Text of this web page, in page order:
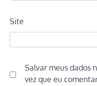
Site
Salvar meus dados
vez que eu